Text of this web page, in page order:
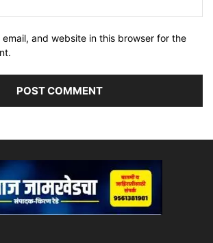
email, and website in this browser for the